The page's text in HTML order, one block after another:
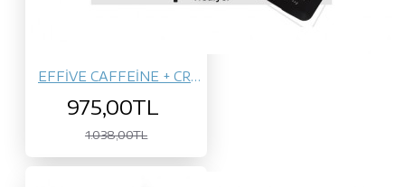
EFFİVE CAFFEİNE + CREA1500
975,00TL
1.038,00TL